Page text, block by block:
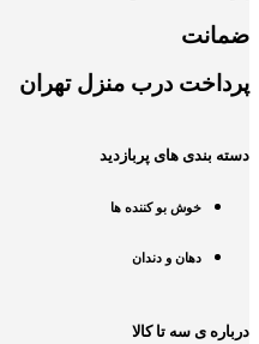
ضمانت
پرداخت درب منزل تهران
دسته بندی های پربازدید
خوش بو کننده ها
دهان و دندان
درباره ی سه تا کالا